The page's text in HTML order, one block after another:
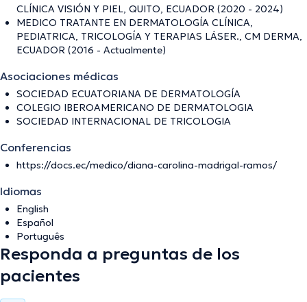
CLÍNICA VISIÓN Y PIEL, QUITO, ECUADOR (2020 - 2024)
MEDICO TRATANTE EN DERMATOLOGÍA CLÍNICA,
PEDIATRICA, TRICOLOGÍA Y TERAPIAS LÁSER., CM DERMA,
ECUADOR (2016 - Actualmente)
Asociaciones médicas
SOCIEDAD ECUATORIANA DE DERMATOLOGÍA
COLEGIO IBEROAMERICANO DE DERMATOLOGIA
SOCIEDAD INTERNACIONAL DE TRICOLOGIA
Conferencias
https://docs.ec/medico/diana-carolina-madrigal-ramos/
Idiomas
English
Español
Português
Responda a preguntas de los
pacientes